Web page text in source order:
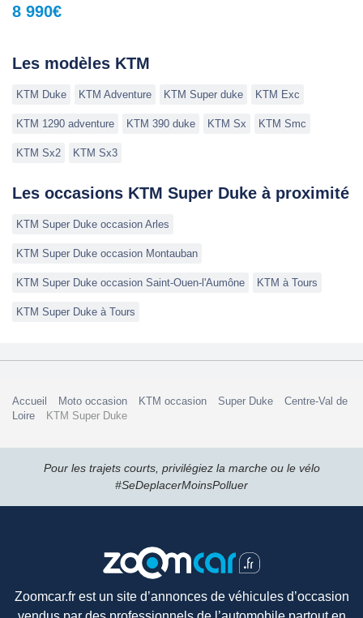
8 990€
Les modèles KTM
KTM Duke KTM Adventure KTM Super duke KTM Exc
KTM 1290 adventure KTM 390 duke KTM Sx KTM Smc
KTM Sx2 KTM Sx3
Les occasions KTM Super Duke à proximité
KTM Super Duke occasion Arles
KTM Super Duke occasion Montauban
KTM Super Duke occasion Saint-Ouen-l'Aumône KTM à Tours
KTM Super Duke à Tours
Accueil Moto occasion KTM occasion Super Duke
Centre-Val de
Loire
KTM Super Duke
Pour les trajets courts, privilégiez la marche ou le vélo
#SeDeplacerMoinsPolluer
Zoomcar.fr est un site d’annonces de véhicules d’occasion